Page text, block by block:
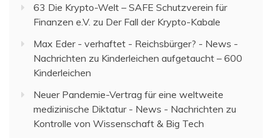
63 Die Krypto-Welt – SAFE Schutzverein für
Finanzen e.V. zu Der Fall der Krypto-Kabale
Max Eder - verhaftet - Reichsbürger? - News -
Nachrichten zu Kinderleichen aufgetaucht – 600
Kinderleichen
Neuer Pandemie-Vertrag für eine weltweite
medizinische Diktatur - News - Nachrichten zu
Kontrolle von Wissenschaft & Big Tech